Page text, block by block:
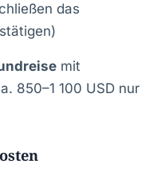
das
mit
850–1 100 USD nur